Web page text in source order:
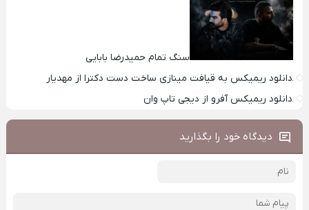
سنگ تمام حمیدرضا بابایی
دانلود ریمیکس به قیافت مینازی ساخت دست دکترا از مهدیار
دانلود ریمیکس آفرو از ديجی تاپ وان
دیدگاه خود را بگذارید